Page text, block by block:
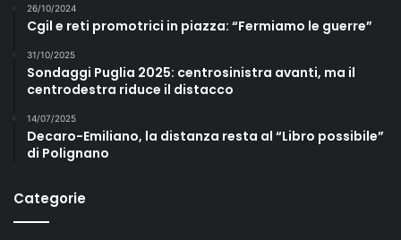
26/10/2024
Cgil e reti promotrici in piazza: “Fermiamo le guerre”
31/10/2025
Sondaggi Puglia 2025: centrosinistra avanti, ma il
centrodestra riduce il distacco
14/07/2025
Decaro-Emiliano, la distanza resta al “Libro possibile”
di Polignano
Categorie